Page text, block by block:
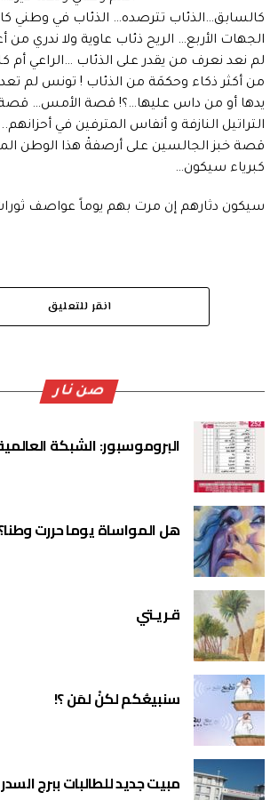
كالسابق…الذئاب تترصده… الذئاب في وطني
الجهات الأربع… الريح ذئاب عاوية ولا ندري من
لم نعد نعرف من يقدر على الذئاب …الراعي أم
من أكثر ذكاء ‏وحكمَة من الذئاب ! تونس لم
يدها أو من داس عليها…؟! قصة الأمس… قصة
التراتيل النازفة و أنفاس المترفين في
قصة خبز الجالسين على أرصفةْ هذا الوطن
كبرياء سيكون…
سيكون دثارهم إن مرت بهم يوماً عواصف
انقر للتعليق
صن نار
البروموسبور: الشبكة العالمية
هل المواساة يوما حررت
قـريـتي
سنبيعُكم لكنْ لمَن ؟!
مبيت جديد للطالبات ببرج